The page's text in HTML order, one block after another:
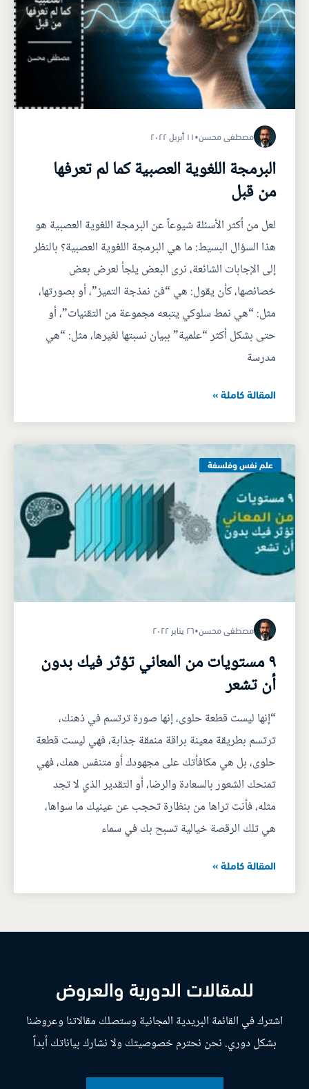
مصطفى محسن•١١ أبريل ٢٠٢٢
البرمجة اللغوية العصبية كما لم تعرفها
من قبل
لعل من أكثر الأسئلة شيوعاً عن البرمجة اللغوية العصبية هو
هذا السؤال البسيط: ما هي البرمجة اللغوية العصبية؟ بالنظر
إلى الإجابات الشائعة، نرى البعض يلجأ لعرض بعض
خصائصها، كأن يقول: هي “فن نمذجة التميز”، أو بصورتها،
مثل: “هي نمط سلوكي يتبعه مجموعة من التقنيات”، أو
حتى بشكل أكثر “علمية” ببيان نسبتها لغيرها، مثل: “هي
مدرسة
المقالة كاملة »
علم نفس وفلسفة
مصطفى محسن•٢٦ يناير ٢٠٢٢
٩ مستويات من المعاني تؤثر فيك بدون
أن تشعر
“إنها ليست قطعة حلوى، إنها صورة ترتسم في ذهنك،
ترتسم بطريقة معينة براقة منمقة جذابة، فهي ليست قطعة
حلوى، بل هي مكافأتك على مجهودك أو متنفس همك، فهي
تمنحك الشعور بالسعادة والرضا، أو التقدير الذي لا تجد
مثله، فأنت تراها من بنظارة تحجب عن عينيك ما سواها،
هي تلك الرقصة خيالية تسبح بك في سماء
المقالة كاملة »
للمقالات الدورية والعروض
اشترك في القائمة البريدية المجانية وستصلك مقالاتنا وعروضنا
بشكل دوري. نحن نحترم خصوصيتك ولا نشارك بياناتك أبداً